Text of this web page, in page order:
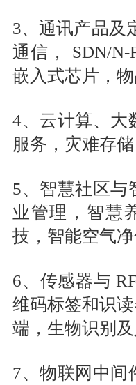
3、通讯产品及
通信， SDN/
嵌入式芯片，
4、云计算、大
服务，灾难存
5、智慧社区与
业管理，智慧
技，智能空气
6、传感器与
维码标签和识
端，生物识别
7、物联网中间